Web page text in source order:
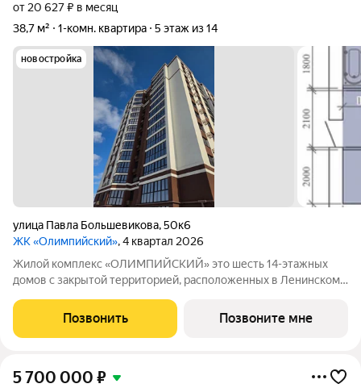
от 20 627 ₽ в месяц
38,7 м²
1-комн. квартира 5 этаж из 14
новостройка
улица Павла Большевикова,50к6
ЖК «Олимпийский», 4 квартал 2026
Жилой комплекс «ОЛИМПИЙСКИЙ» это шесть 14-этажных
домов с закрытой территорией, расположенных в Ленинском
2 ЛИТЕР сданы - выбирайте готовую квартиру! 3 ЛИТЕР сдаем
в 4 квартале 2026 года,
Позвонить Позвоните мне
5 700 000 ₽